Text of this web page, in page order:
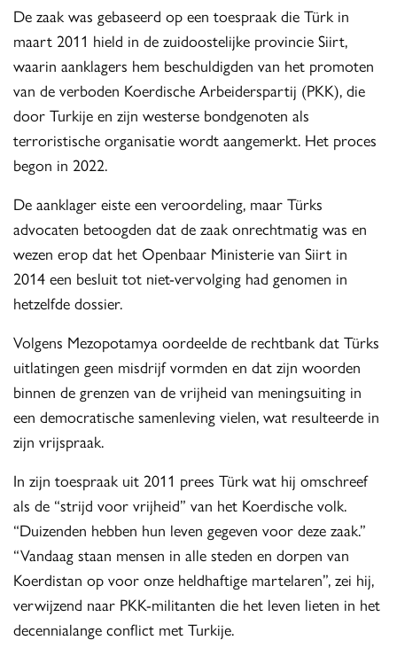
De zaak was gebaseerd op een toespraak die Türk in
maart 2011 hield in de zuidoostelijke provincie Siirt,
waarin aanklagers hem beschuldigden van het promoten
van de verboden Koerdische Arbeiderspartij (PKK), die
door Turkije en zijn westerse bondgenoten als
terroristische organisatie wordt aangemerkt. Het proces
begon in 2022.
De aanklager eiste een veroordeling, maar Türks
advocaten betoogden dat de zaak onrechtmatig was en
wezen erop dat het Openbaar Ministerie van Siirt in
2014 een besluit tot niet-vervolging had genomen in
hetzelfde dossier.
Volgens Mezopotamya oordeelde de rechtbank dat Türks
uitlatingen geen misdrijf vormden en dat zijn woorden
binnen de grenzen van de vrijheid van meningsuiting in
een democratische samenleving vielen, wat resulteerde in
zijn vrijspraak.
In zijn toespraak uit 2011 prees Türk wat hij omschreef
als de “strijd voor vrijheid” van het Koerdische volk.
“Duizenden hebben hun leven gegeven voor deze zaak.”
“Vandaag staan mensen in alle steden en dorpen van
Koerdistan op voor onze heldhaftige martelaren”, zei hij,
verwijzend naar PKK-militanten die het leven lieten in het
decennialange conflict met Turkije.